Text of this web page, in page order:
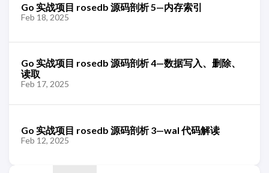
Go 实战项目 rosedb 源码剖析 5—内存索引
Feb 18, 2025
Go 实战项目 rosedb 源码剖析 4—数据写入、删除、
读取
Feb 17, 2025
Go 实战项目 rosedb 源码剖析 3—wal 代码解读
Feb 12, 2025